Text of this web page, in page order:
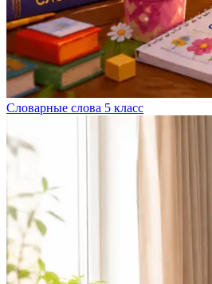
Словарные слова 5 класс